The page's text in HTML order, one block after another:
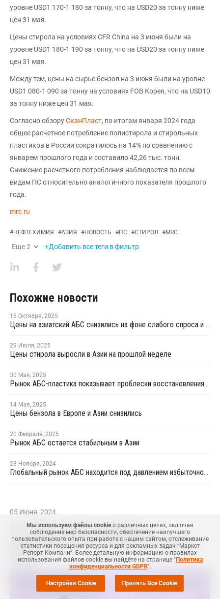
уровне USD1 170-1 180 за тонну, что на USD20 за тонну ниже
цен 31 мая.
Цены стирола на условиях CFR China на 3 июня были на
уровне USD1 180-1 190 за тонну, что на USD20 за тонну ниже
цен 31 мая.
Между тем, цены на сырье бензол на 3 июня были на уровне
USD1 080-1 090 за тонну на условиях FOB Корея, что на USD10
за тонну ниже цен 31 мая.
Согласно обзоруСканПласт, по итогам января 2024 года
общее расчетное потребление полистирола и стирольных
пластиков в России сократилось на 14% по сравнению с
январем прошлого года и составило 42,26 тыс. тонн.
Снижение расчетного потребления наблюдается по всем
видам ПС относительно аналогичного показателя прошлого
года.
mrc.ru
#НЕФТЕХИМИЯ #АЗИЯ #НОВОСТЬ #ПС #СТИРОЛ #MRC
Еще2 +Добавить все теги в фильтр
Похожие новости
16 Октября, 2025
Цены на азиатский АБС снизились на фоне слабого спроса и больших запасов
29 Июля, 2025
Цены стирола выросли в Азии на прошлой неделе
30 Мая, 2025
Рынок АБС-пластика показывает проблески восстановления на фоне избыточного предложения
14 Мая, 2025
Цены бензола в Европе и Азии снизились
20 Февраля, 2025
Рынок АБС остается стабильным в Азии
28 Ноября, 2024
Глобальный рынок АБС находится под давлением избыточного предложения и слабого спроса
05 Июня, 2024
GS Caltex снизила загрузку
производства на крекинг-установке в
Йосу
Мы используем файлы cookieв различных целях, включая
соблюдение мер безопасности, обеспечение наилучшего
пользовательского опыта при работе с нашим сайтом, отслеживание
статистики посещения ресурса и для рекламных задач “Маркет
Репорт Компани”. Более детальную информацию о правилах
использования файлов cookie вы найдёте на странице "Политика
конфиденциальности GDPR".
Настройки Cookie Принять Все Cookie